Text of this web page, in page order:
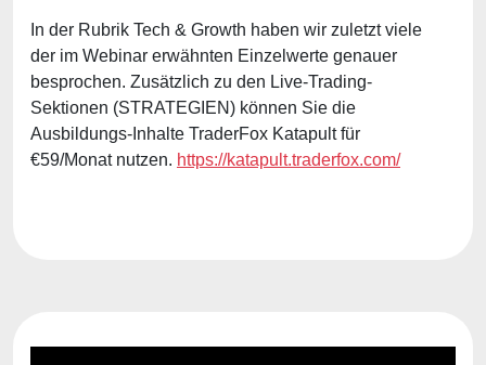
In der Rubrik Tech & Growth haben wir zuletzt viele
der im Webinar erwähnten Einzelwerte genauer
besprochen. Zusätzlich zu den Live-Trading-
Sektionen (STRATEGIEN) können Sie die
Ausbildungs-Inhalte TraderFox Katapult für
€59/Monat nutzen. https://katapult.traderfox.com/